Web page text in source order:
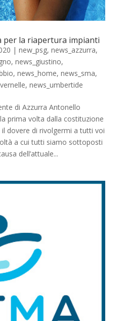
per la riapertura impianti
| new_psg, news_azzurra,
, news_giustino,
, news_home, news_sma,
, news_umbertide
di Azzurra Antonello
prima volta dalla costituzione
dovere di rivolgermi a tutti voi
a cui tutti siamo sottoposti
dell’attuale...